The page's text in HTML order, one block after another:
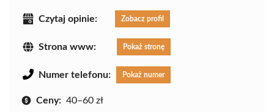
Czytaj opinie: Zobacz profil
Strona www: Pokaż stronę
Numer telefonu: Pokaż numer
Ceny: 40–60 zł